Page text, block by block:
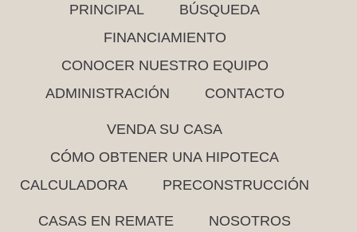
PRINCIPAL
BÚSQUEDA
FINANCIAMIENTO
CONOCER NUESTRO EQUIPO
ADMINISTRACIÓN
CONTACTO
VENDA SU CASA
CÓMO OBTENER UNA HIPOTECA
CALCULADORA
PRECONSTRUCCIÓN
CASAS EN REMATE NOSOTROS